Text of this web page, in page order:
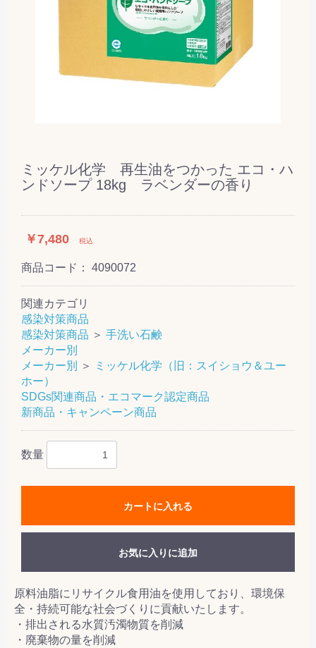
ミッケル化学 再生油をつかった エコ・ハ
ンドソープ 18kg ラベンダーの香り
￥7,480 税込
商品コード： 4090072
関連カテゴリ
感染対策商品
感染対策商品 ＞ 手洗い石鹸
メーカー別
メーカー別
＞
ミッケル化学（旧：スイショウ＆ユー
ホー）
SDGs関連商品・エコマーク認定商品
新商品・キャンペーン商品
数量
カートに入れる
お気に入りに追加
原料油脂にリサイクル食用油を使用しており、環境保
全・持続可能な社会づくりに貢献いたします。
・排出される水質汚濁物質を削減
・廃棄物の量を削減